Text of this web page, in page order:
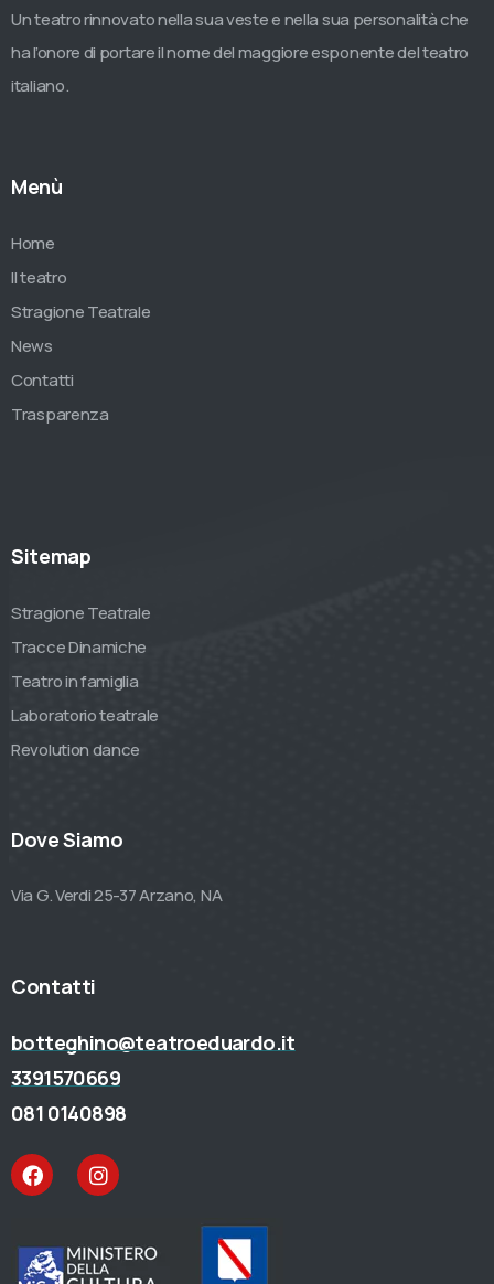
Un teatro rinnovato nella sua veste e nella sua personalità che
ha l’onore di portare il nome del maggiore esponente del teatro
italiano.
Menù
Home
Il teatro
Stragione Teatrale
News
Contatti
Trasparenza
Sitemap
Stragione Teatrale
Tracce Dinamiche
Teatro in famiglia
Laboratorio teatrale
Revolution dance
Dove Siamo
Via G. Verdi 25-37 Arzano, NA
Contatti
botteghino@teatroeduardo.it
3391570669
081 0140898